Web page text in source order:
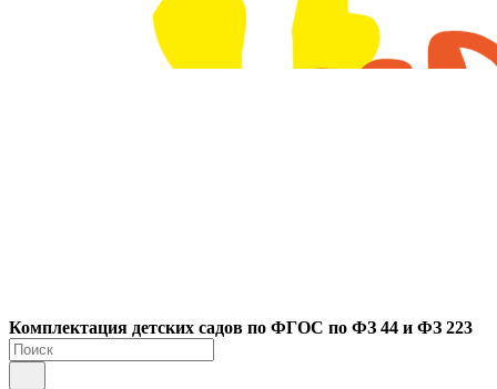
Комплектация детских садов по ФГОC по ФЗ 44 и ФЗ 223